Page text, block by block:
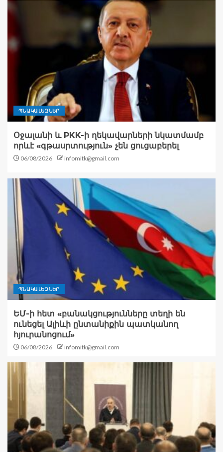
ՊՆԱԿԱԼԵԶՆԵՐ
Օջալանի և PKK-ի ղեկավարների նկատմամբ
որևէ «գթասրտություն» չեն ցուցաբերել
06/08/2026 infomitk@gmail.com
ՊՆԱԿԱԼԵԶՆԵՐ
ԵՄ-ի հետ «բանակցությունները տեղի են
ունեցել Ալիևի ընտանիքին պատկանող
հյուրանոցում»
06/08/2026 infomitk@gmail.com